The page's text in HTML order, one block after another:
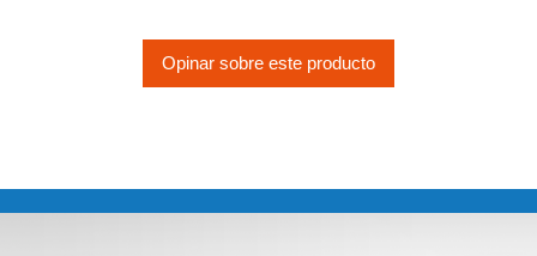
Opinar sobre este producto